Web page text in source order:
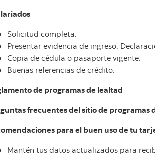
Solicitud completa.
Presentar evidencia de ingreso.
Copia de cédula o pasaporte vigente.
Buenas referencias de crédito.
de programas de lealtad
frecuentes del sitio de programas
para el buen uso de tu
Mantén tus datos actualizados para